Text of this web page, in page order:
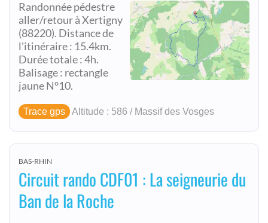
Randonnée pédestre
aller/retour à Xertigny
(88220). Distance de
l'itinéraire : 15.4km.
Durée totale : 4h.
Balisage : rectangle
jaune N°10.
Trace gps Altitude : 586 / Massif des Vosges
BAS-RHIN
Circuit rando CDF01 : La seigneurie du
Ban de la Roche